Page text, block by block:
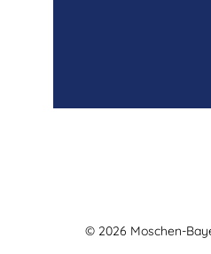
© 2026 Moschen-